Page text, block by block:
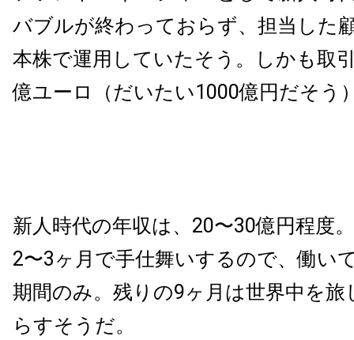
バブルが終わっておらず、担当した
本株で運用していたそう。しかも取
億ユーロ（だいたい1000億円だそう
新人時代の年収は、20〜30億円程度
2〜3ヶ月で手仕舞いするので、働い
期間のみ。残りの9ヶ月は世界中を旅
らすそうだ。